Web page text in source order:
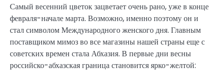
Самый весенний цветок зацветает очень рано, уже в конце
февраля-начале марта. Возможно, именно поэтому он и
стал символом Международного женского дня. Главным
поставщиком мимоз во все магазины нашей страны еще с
советских времен стала Абхазия. В первые дни весны
российско-абхазская граница становится ярко-желтой: